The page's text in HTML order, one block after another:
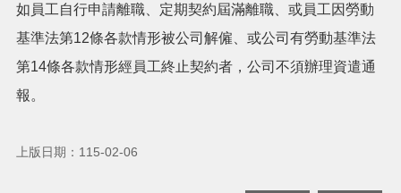
付
進
階
訊
如員工自行申請離職、定期契約屆滿離職、或員工因勞動
基準法第12條各款情形被公司解僱、或公司有勞動基準法
第14條各款情形經員工終止契約者，公司不須辦理資遣通
報。
上版日期：115-02-06